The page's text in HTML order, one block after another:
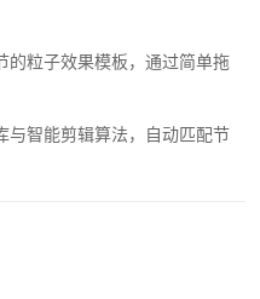
的粒子效果模板，通过简单拖
与智能剪辑算法，自动匹配节